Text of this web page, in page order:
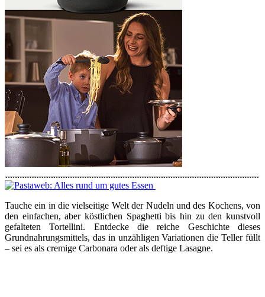
Tauche ein in die vielseitige Welt der Nudeln und des Kochens, von
den einfachen, aber köstlichen Spaghetti bis hin zu den kunstvoll
gefalteten Tortellini. Entdecke die reiche Geschichte dieses
Grundnahrungsmittels, das in unzähligen Variationen die Teller füllt
– sei es als cremige Carbonara oder als deftige Lasagne.